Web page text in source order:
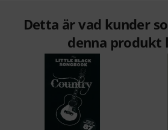
Detta är vad kunder
denna produkt